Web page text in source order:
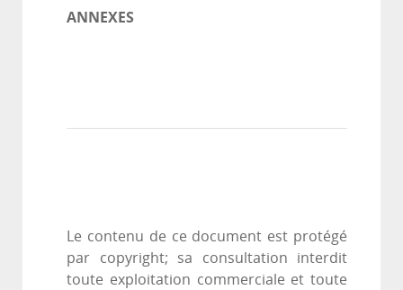
ANNEXES
Le contenu de ce document est protégé
par copyright; sa consultation interdit
toute exploitation commerciale et toute